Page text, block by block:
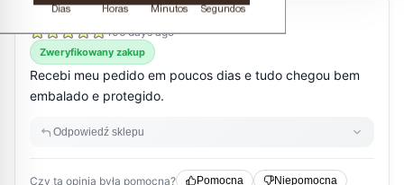
Dias Horas Minutos Segundos